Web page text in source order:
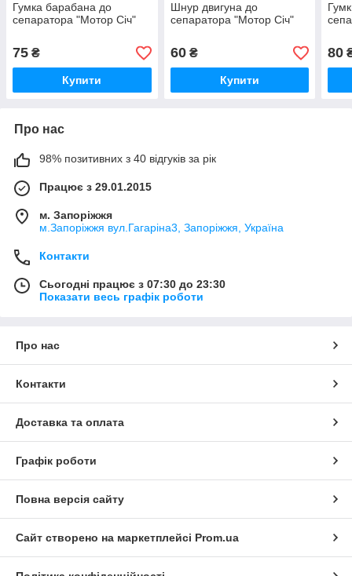
Гумка барабана до
сепаратора "Мотор Січ"
75 ₴
Купити
Шнур двигуна до
сепаратора "Мотор Січ"
60₴
Купити
80
Про нас
98% позитивних з 40 відгуків за рік
Працює з 29.01.2015
м. Запоріжжя
м.Запоріжжя вул.Гагаріна3, Запоріжжя, Україна
Контакти
Сьогодні працює з 07:30 до 23:30
Показати весь графік роботи
Про нас
Контакти
Доставка та оплата
Графік роботи
Повна версія сайту
Сайт створено на маркетплейсі Prom.ua